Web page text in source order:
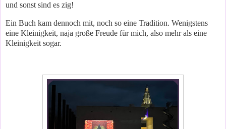
und sonst sind es zig!
Ein Buch kam dennoch mit, noch so eine Tradition. Wenigstens
eine Kleinigkeit, naja große Freude für mich, also mehr als eine
Kleinigkeit sogar.